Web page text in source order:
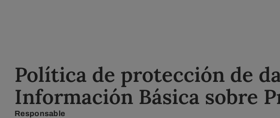
Política de protección de
Información Básica sobre
Responsable